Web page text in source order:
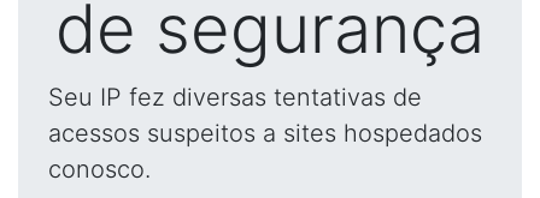
de segurança
Seu IP fez diversas tentativas de
acessos suspeitos a sites hospedados
conosco.